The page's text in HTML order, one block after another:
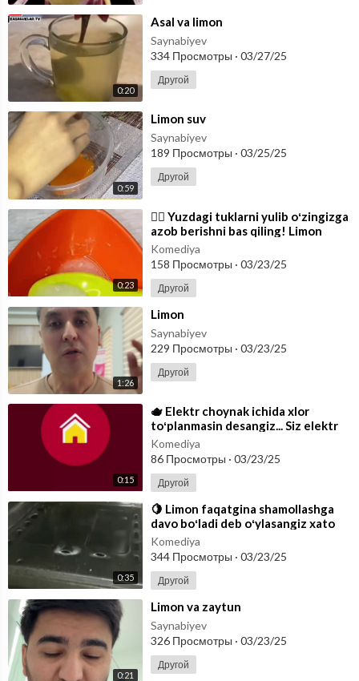
0:20
⁣Asal va limon
Saynabiyev
334 Просмотры · 03/27/25
Другой
0:59
⁣Limon suv
Saynabiyev
189 Просмотры · 03/25/25
Другой
0:23
⁣🙅‍♀️ Yuzdagi tuklarni yulib oʻzingizga
azob berishni bas qiling! Limon
suvuni siqib unga shakar va
Komediya
158 Просмотры · 03/23/25
Другой
1:26
⁣Limon
Saynabiyev
229 Просмотры · 03/23/25
Другой
0:15
⁣🫖 Elektr choynak ichida xlor
toʻplanmasin desangiz... Siz elektr
choynakni hafta bir marotaba limon
Komediya
86 Просмотры · 03/23/25
Другой
0:35
⁣🍋 Limon faqatgina shamollashga
davo boʻladi deb oʻylasangiz xato
qilasiz! Gaz duxovkasini tabiiy li
Komediya
344 Просмотры · 03/23/25
Другой
0:21
⁣Limon va zaytun
Saynabiyev
326 Просмотры · 03/23/25
Другой